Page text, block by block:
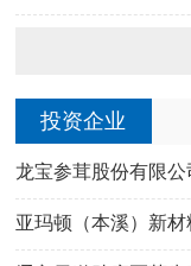
投资企业
龙宝参茸股份有限公
亚玛顿（本溪）新材